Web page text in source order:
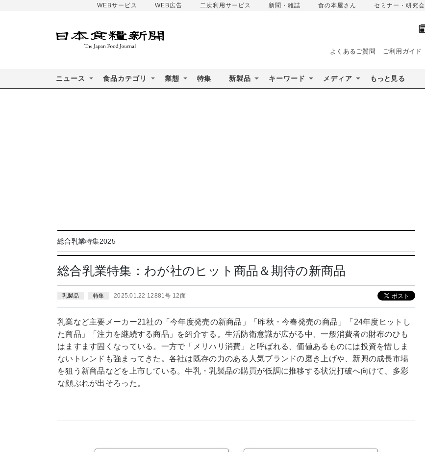
WEBサービス WEB広告 二次利用サービス 新聞・雑誌 食の本屋さん セミナー・研究会
よくあるご質問 ご利用ガイド
ニュース 食品カテゴリ 業態 特集 新製品 キーワード メディア もっと見る
総合乳業特集2025
総合乳業特集：わが社のヒット商品＆期待の新商品
乳製品 特集 2025.01.22 12881号 12面
乳業など主要メーカー21社の「今年度発売の新商品」「昨秋・今春発売の商品」「24年度ヒットし
た商品」「注力を継続する商品」を紹介する。生活防衛意識が広がる中、一般消費者の財布のひも
はますます固くなっている。一方で「メリハリ消費」と呼ばれる、価値あるものには投資を惜しま
ないトレンドも強まってきた。各社は既存の力のある人気ブランドの磨き上げや、新興の成長市場
を狙う新商品などを上市している。牛乳・乳製品の購買が低調に推移する状況打破へ向けて、多彩
な顔ぶれが出そろった。